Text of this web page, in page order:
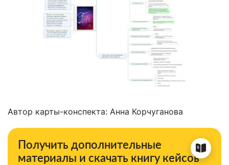
Автор карты-конспекта: Анна Корчуганова
Получить дополнительные
материалы и скачать книгу кейсов